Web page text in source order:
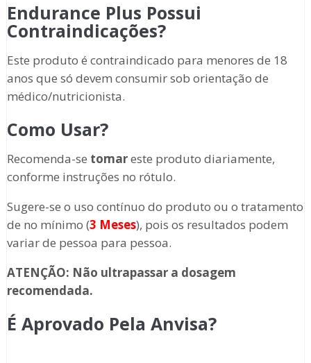
Endurance Plus Possui
Contraindicações?
Este produto é contraindicado para menores de 18
anos que só devem consumir sob orientação de
médico/nutricionista.
Como Usar?
Recomenda-se tomareste produto diariamente,
conforme instruções no rótulo.
Sugere-se o uso contínuo do produto ou o tratamento
de no mínimo (3 Meses), pois os resultados podem
variar de pessoa para pessoa.
ATENÇÃO: Não ultrapassar a dosagem
recomendada.
É Aprovado Pela Anvisa?